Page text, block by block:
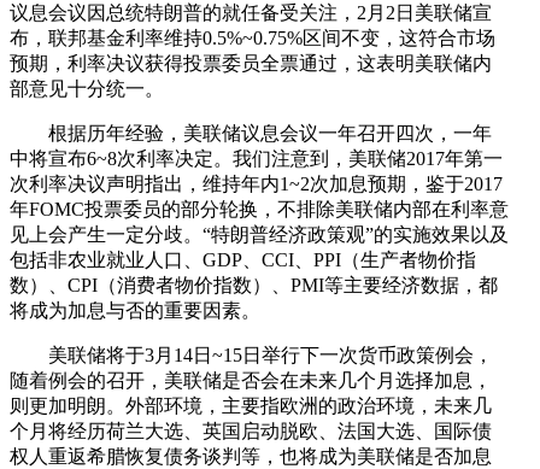
议息会议因总统特朗普的就任备受关注，2月2日美联储宣
布，联邦基金利率维持0.5%~0.75%区间不变，这符合市场
预期，利率决议获得投票委员全票通过，这表明美联储内
部意见十分统一。
根据历年经验，美联储议息会议一年召开四次，一年
中将宣布6~8次利率决定。我们注意到，美联储2017年第一
次利率决议声明指出，维持年内1~2次加息预期，鉴于2017
年FOMC投票委员的部分轮换，不排除美联储内部在利率意
见上会产生一定分歧。“特朗普经济政策观”的实施效果以及
包括非农业就业人口、GDP、CCI、PPI（生产者物价指
数）、CPI（消费者物价指数）、PMI等主要经济数据，都
将成为加息与否的重要因素。
美联储将于3月14日~15日举行下一次货币政策例会，
随着例会的召开，美联储是否会在未来几个月选择加息，
则更加明朗。外部环境，主要指欧洲的政治环境，未来几
个月将经历荷兰大选、英国启动脱欧、法国大选、国际债
权人重返希腊恢复债务谈判等，也将成为美联储是否加息